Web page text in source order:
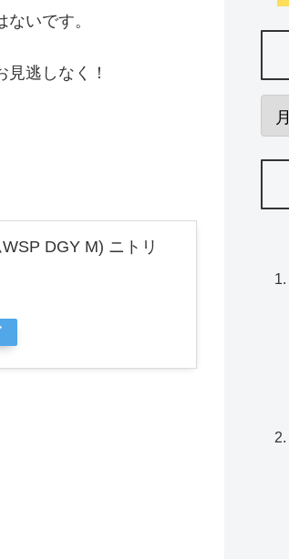
いです。
逃しなく！
DGY M) ニトリ